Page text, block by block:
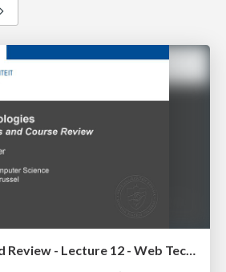
Future Trends and Review - Lecture 12 - Web Technologies (1019888BNR)